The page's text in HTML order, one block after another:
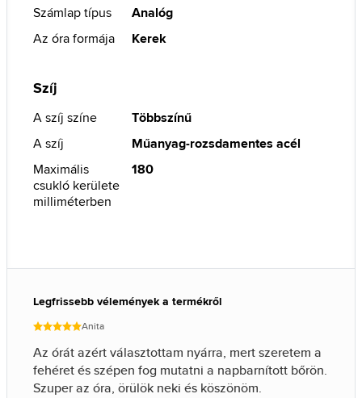
Számlap típus
Analóg
Az óra formája
Kerek
Szíj
A szíj színe
Többszínű
A szíj
Műanyag-rozsdamentes acél
Maximális
csukló kerülete
milliméterben
180
Legfrissebb vélemények a termékről
Anita
Az órát azért választottam nyárra, mert szeretem a
fehéret és szépen fog mutatni a napbarnított bőrön.
Szuper az óra, örülök neki és köszönöm.